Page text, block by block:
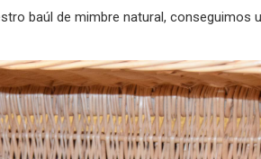
baúl de mimbre natural,